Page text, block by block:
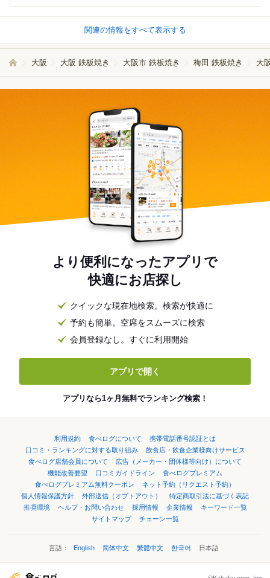
関連の情報をすべて表示する
大阪 大阪 鉄板焼き 大阪市 鉄板焼き 梅田 鉄板焼き 大
より便利になったアプリで
快適にお店探し
クイックな現在地検索。検索が快適に
予約も簡単。空席をスムーズに検索
会員登録なし。すぐに利用開始
アプリで開く
アプリなら1ヶ月無料でランキング検索！
利用規約 食べログについて
携帯電話番号認証とは
口コミ・ランキングに対する取り組み
飲食店・飲食企業様向けサービス
食べログ店舗会員について
広告（メーカー・団体様等向け）について
機能改善要望
口コミガイドライン
食べログプレミアム
食べログプレミアム無料クーポン
ネット予約（リクエスト予約）
個人情報保護方針
外部送信（オプトアウト）
特定商取引法に基づく表記
推奨環境
ヘルプ・お問い合わせ 採用情報 企業情報
キーワード一覧
サイトマップ
チェーン一覧
言語： English 简体中文 繁體中文 한국어 日本語